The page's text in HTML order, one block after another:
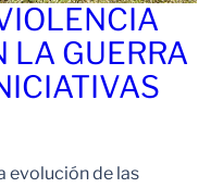
LA GUERRA
evolución de las